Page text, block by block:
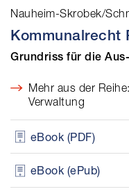
Nauheim-Skrobek/
Kommunalrecht
Grundriss für die
Mehr aus der
Verwaltung
eBook (PDF)
eBook (ePub)